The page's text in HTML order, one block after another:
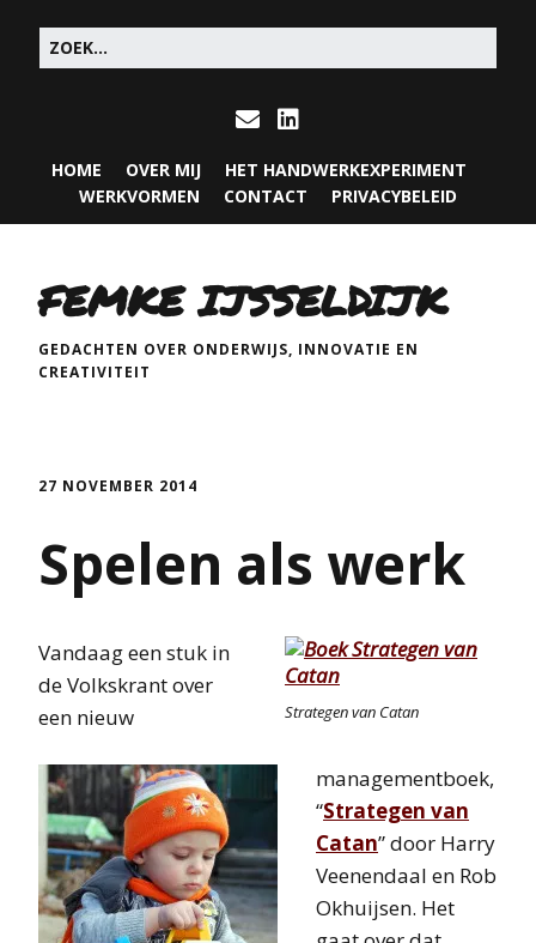
HOME OVER MIJ
HET HANDWERKEXPERIMENT
WERKVORMEN
CONTACT PRIVACYBELEID
FEMKE IJSSELDIJK
GEDACHTEN OVER ONDERWIJS, INNOVATIE EN
CREATIVITEIT
27 NOVEMBER 2014
Spelen als werk
Strategen van Catan
Vandaag een stuk in
de Volkskrant over
een nieuw
managementboek,
“Strategen van
Catan” door Harry
Veenendaal en Rob
Okhuijsen. Het